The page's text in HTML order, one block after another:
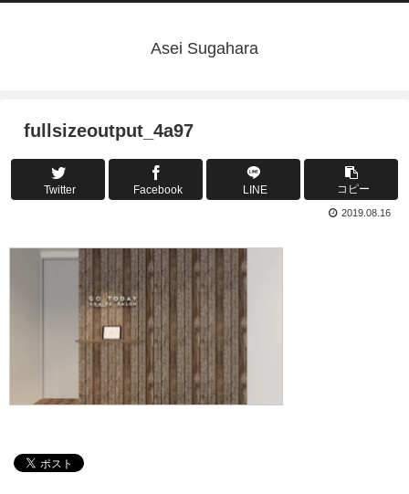
Asei Sugahara
fullsizeoutput_4a97
Twitter Facebook LINE コピー
2019.08.16